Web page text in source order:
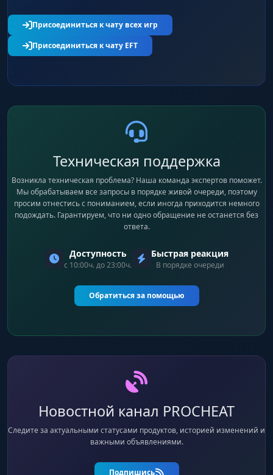
Присоединиться к чату всех игр
Присоединиться к чату EFT
Техническая поддержка
Возникла техническая проблема? Наша команда экспертов поможет.
Мы обрабатываем все запросы в порядке живой очереди, поэтому
просим отнестись с пониманием, если иногда приходится немного
подождать. Гарантируем, что ни одно обращение не останется без
ответа.
Доступность
с 10:00ч. до 23:00ч.
Быстрая реакция
В порядке очереди
Обратиться за помощью
Новостной канал PROCHEAT
Следите за актуальными статусами продуктов, историей изменений и
важными объявлениями.
Подпишись